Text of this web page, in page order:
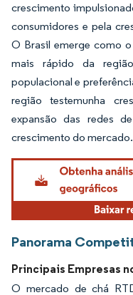
crescimento
consumidores e pela
O Brasil emerge como
mais rápido da
populacional e
região testemunha
expansão das redes
crescimento do mercado.
Panorama
Principais Empresas
O mercado de chá